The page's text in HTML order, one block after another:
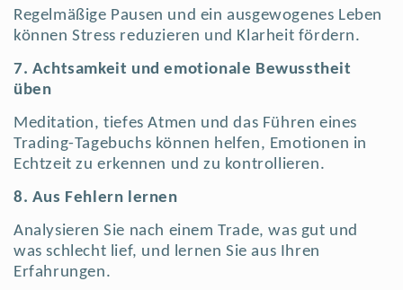
Regelmäßige Pausen und ein ausgewogenes Leben
können Stress reduzieren und Klarheit fördern.
7. Achtsamkeit und emotionale Bewusstheit
üben
Meditation, tiefes Atmen und das Führen eines
Trading-Tagebuchs können helfen, Emotionen in
Echtzeit zu erkennen und zu kontrollieren.
8. Aus Fehlern lernen
Analysieren Sie nach einem Trade, was gut und
was schlecht lief, und lernen Sie aus Ihren
Erfahrungen.